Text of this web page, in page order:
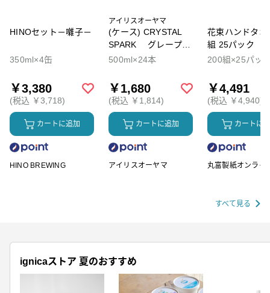
HINOセット－囃子－
350ml×4缶
￥3,380
(税込 ￥3,718)
カートに追加
HINO BREWING
アイリスオーヤマ
(ケース) CRYSTAL
SPARK グレープソ
ーダ
500ml×24本
￥1,680
(税込 ￥1,814)
カートに追加
アイリスオーヤマ
花束ハンドタオ
組 25パック
200組×25パッ
￥4,491
(税込 ￥4,940)
カートに
丸富製紙オンライ
すべて見る
ignicaストア 夏のおすすめ